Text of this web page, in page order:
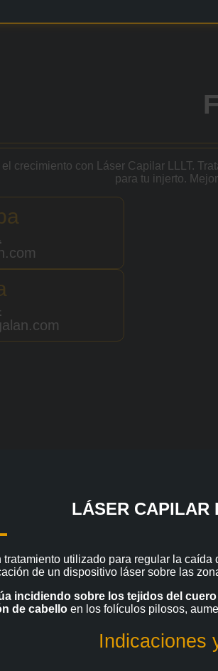
crecimiento con Láser Capilar LLLT.
para tu injerto.
LÁSER CAPILAR
tratamiento utilizado para regular la
de un dispositivo láser sobre las
incidiendo sobre los tejidos del
de cabelloen los folículos pilosos,
Indicaciones